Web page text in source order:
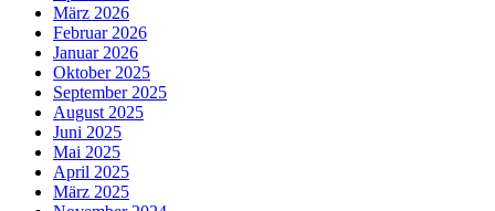
März 2026
Februar 2026
Januar 2026
Oktober 2025
September 2025
August 2025
Juni 2025
Mai 2025
April 2025
März 2025